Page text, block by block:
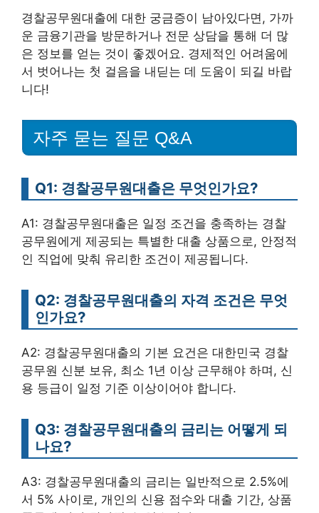
경찰공무원대출에 대한 궁금증이 남아있다면, 가까
운 금융기관을 방문하거나 전문 상담을 통해 더 많
은 정보를 얻는 것이 좋겠어요. 경제적인 어려움에
서 벗어나는 첫 걸음을 내딛는 데 도움이 되길 바랍
니다!
자주 묻는 질문 Q&A
Q1: 경찰공무원대출은 무엇인가요?
A1: 경찰공무원대출은 일정 조건을 충족하는 경찰
공무원에게 제공되는 특별한 대출 상품으로, 안정적
인 직업에 맞춰 유리한 조건이 제공됩니다.
Q2: 경찰공무원대출의 자격 조건은 무엇
인가요?
A2: 경찰공무원대출의 기본 요건은 대한민국 경찰
공무원 신분 보유, 최소 1년 이상 근무해야 하며, 신
용 등급이 일정 기준 이상이어야 합니다.
Q3: 경찰공무원대출의 금리는 어떻게 되
나요?
A3: 경찰공무원대출의 금리는 일반적으로 2.5%에
서 5% 사이로, 개인의 신용 점수와 대출 기간, 상품